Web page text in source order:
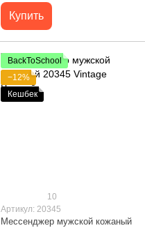
Купить
BackToSchool
−12%
Кешбек
10
Артикул: 20345
Мессенджер мужской кожаный